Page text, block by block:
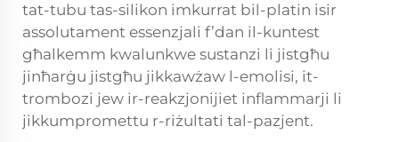
tat-tubu tas-silikon imkurrat bil-platin isir
assolutament essenzjali f’dan il-kuntest
għalkemm kwalunkwe sustanzi li jistgħu
jinħarġu jistgħu jikkawżaw l-emolisi, it-
trombozi jew ir-reakzjonijiet inflammarji li
jikkumpromettu r-riżultati tal-pazjent.